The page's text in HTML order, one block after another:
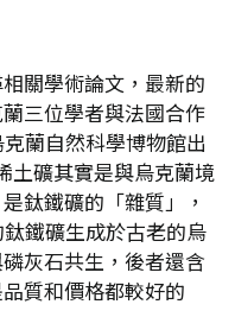
關學術論文，最新的
三位學者與法國合作
蘭自然科學博物館出
土礦其實是與烏克蘭境
鈦鐵礦的「雜質」，
鐵礦生成於古老的烏
灰石共生，後者還含
質和價格都較好的